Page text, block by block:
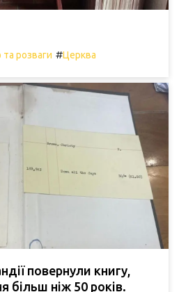
розваги #Церква
повернули книгу,
більш ніж 50 років.